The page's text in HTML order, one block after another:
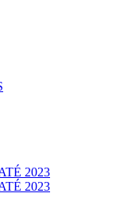
2023
2023